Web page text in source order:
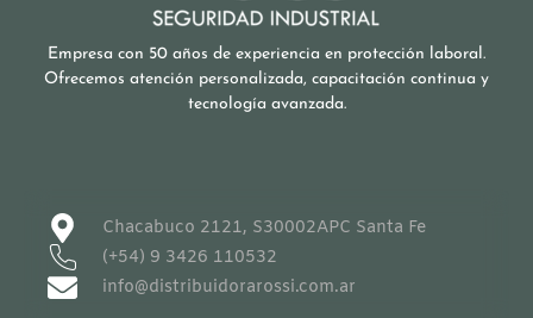
Empresa con 50 años de experiencia en protección laboral.
Ofrecemos atención personalizada, capacitación continua y
tecnología avanzada.
Chacabuco 2121, S30002APC Santa Fe
(+54) 9 3426 110532
info@distribuidorarossi.com.ar